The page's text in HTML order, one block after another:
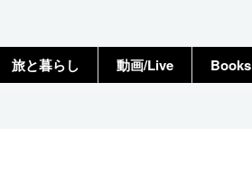
旅と暮らし 動画/Live Books